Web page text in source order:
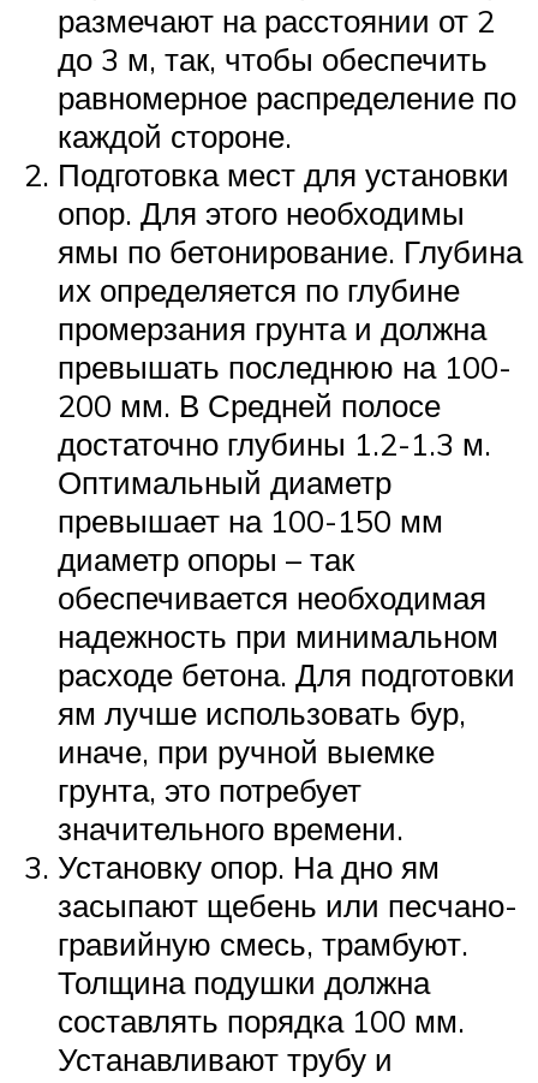
размечают на расстоянии от 2
до 3 м, так, чтобы обеспечить
равномерное распределение по
каждой стороне.
Подготовка мест для установки
опор. Для этого необходимы
ямы по бетонирование. Глубина
их определяется по глубине
промерзания грунта и должна
превышать последнюю на 100-
200 мм. В Средней полосе
достаточно глубины 1.2-1.3 м.
Оптимальный диаметр
превышает на 100-150 мм
диаметр опоры – так
обеспечивается необходимая
надежность при минимальном
расходе бетона. Для подготовки
ям лучше использовать бур,
иначе, при ручной выемке
грунта, это потребует
значительного времени.
Установку опор. На дно ям
засыпают щебень или песчано-
гравийную смесь, трамбуют.
Толщина подушки должна
составлять порядка 100 мм.
Устанавливают трубу и